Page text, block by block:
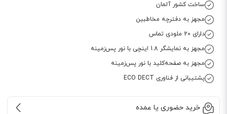
ساخت کشور آلمان
مجهز به دفترچه مخاطبین
دارای 20 ملودی تماس
مجهز به نمایشگر 1.8 اینچی با نور پس‌زمینه
مجهز به صفحه‌کلید با نور پس‌زمینه
پشتیبانی از فناوری ECO DECT
خرید حضوری یا عمده